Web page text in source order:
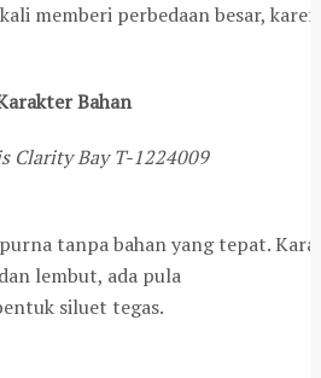
memberi perbedaan besar,
Bahan
Clarity Bay T-1224009
tanpa bahan yang tepat.
lembut, ada pula
siluet tegas.